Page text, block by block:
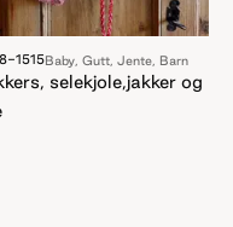
1515Baby, Gutt, Jente, Barn
selekjole,jakker og